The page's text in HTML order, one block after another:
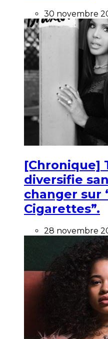
30 novembre
[Chronique]
diversifie
changer sur
Cigarettes”.
28 novembre